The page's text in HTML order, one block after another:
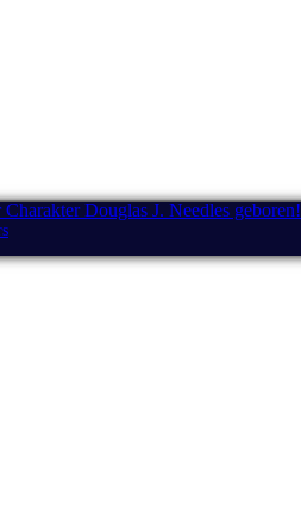
Douglas J. Needles geboren!